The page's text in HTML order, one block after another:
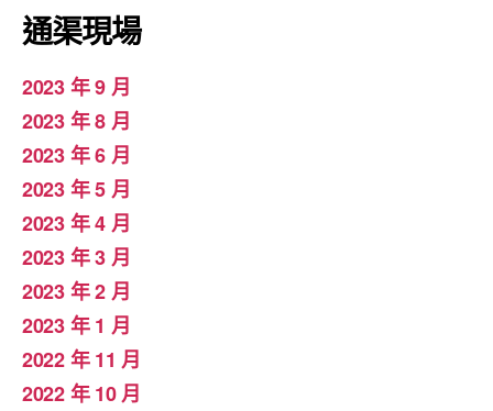
通渠現場
2023 年 9 月
2023 年 8 月
2023 年 6 月
2023 年 5 月
2023 年 4 月
2023 年 3 月
2023 年 2 月
2023 年 1 月
2022 年 11 月
2022 年 10 月